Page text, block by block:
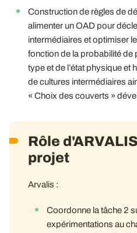
Construction de règles de
alimenter un OAD pour
intermédiaires et optimiser
fonction de la probabilité de
type et de l’état physique et
de cultures intermédiaires
« Choix des couverts »
Rôle
projet
Arvalis :
Coordonne la tâche 2
expérimentations au